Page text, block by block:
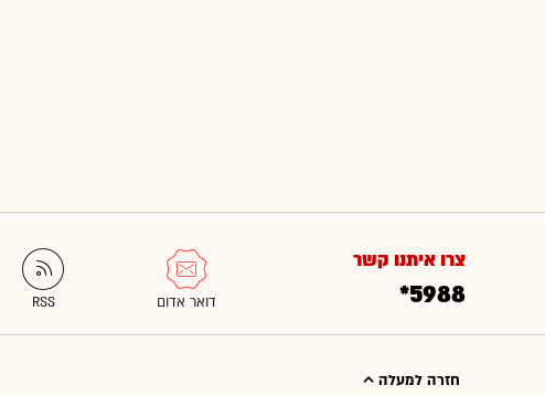
צרו איתנו קשר
*5988
חזרה למעלה